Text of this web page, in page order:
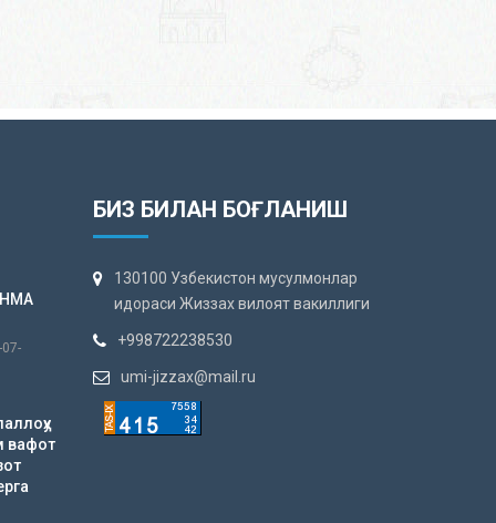
вафот
БИЗ БИЛАН БОҒЛАНИШ
130100 Узбекистон мусулмонлар
идораси Жиззах вилоят вакиллиги
+998722238530
umi-jizzax@mail.ru